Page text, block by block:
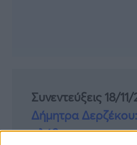
Συνεντεύξεις 18/
Δήμητρα
αλήθεια»